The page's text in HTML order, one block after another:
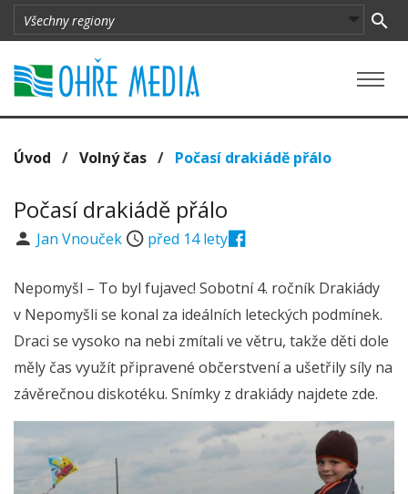
Úvod / Volný čas / Počasí drakiádě přálo
Počasí drakiádě přálo
Jan Vnouček před 14 lety
Nepomyšl – To byl fujavec! Sobotní 4. ročník Drakiády
v Nepomyšli se konal za ideálních leteckých podmínek.
Draci se vysoko na nebi zmítali ve větru, takže děti dole
měly čas využít připravené občerstvení a ušetřily síly na
závěrečnou diskotéku. Snímky z drakiády najdete zde.